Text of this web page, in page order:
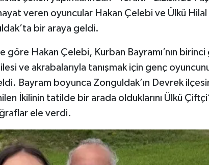
veren oyuncular Hakan Çelebi ve Ülkü
bir araya geldi.
göre Hakan Çelebi, Kurban Bayramı’nın birinci
ve akrabalarıyla tanışmak için genç
Bayram boyunca Zonguldak’ın Devrek
İkilinin tatilde bir arada olduklarını Ülkü
ele verdi.